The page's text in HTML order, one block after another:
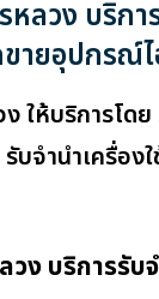
ลวง บริก
ายอุปกรณ์
ให้บริการโด
บจำนำเครื่อ
ง บริการรับ